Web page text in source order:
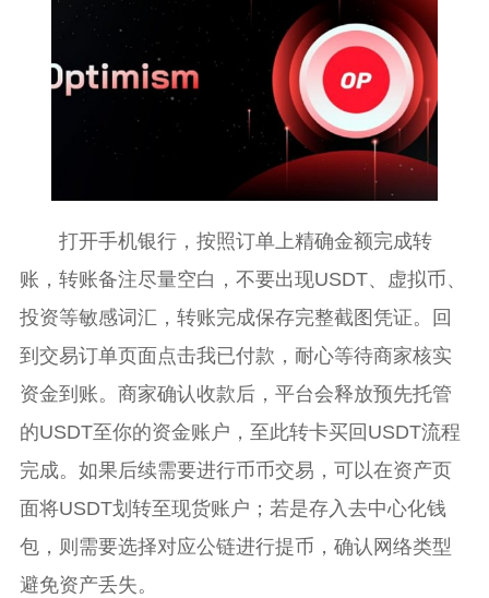
打开手机银行，按照订单上精确金额完成转
账，转账备注尽量空白，不要出现USDT、虚拟币、
投资等敏感词汇，转账完成保存完整截图凭证。回
到交易订单页面点击我已付款，耐心等待商家核实
资金到账。商家确认收款后，平台会释放预先托管
的USDT至你的资金账户，至此转卡买回USDT流程
完成。如果后续需要进行币币交易，可以在资产页
面将USDT划转至现货账户；若是存入去中心化钱
包，则需要选择对应公链进行提币，确认网络类型
避免资产丢失。